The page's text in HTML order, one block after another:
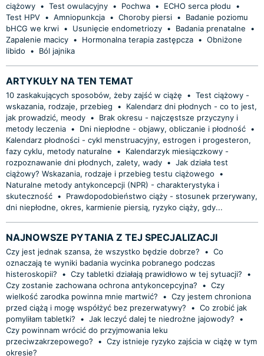
ciążowy • Test owulacyjny • Pochwa • ECHO serca płodu
•
Test HPV • Amniopunkcja • Choroby piersi •
Badanie poziomu
bHCG we krwi • Usunięcie endometriozy • Badania prenatalne
•
Zapalenie macicy • Hormonalna terapia zastępcza • Obniżone
libido
• Ból jajnika
ARTYKUŁY NA TEN TEMAT
10 zaskakujących sposobów, żeby zajść w ciążę • Test ciążowy -
wskazania, rodzaje, przebieg
•
Kalendarz dni płodnych - co to jest,
jak prowadzić, meody •
Brak okresu - najczęstsze przyczyny i
metody leczenia • Dni niepłodne - objawy, obliczanie i płodność •
Kalendarz płodności - cykl menstruacyjny, estrogen i progesteron,
fazy cyklu, metody naturalne
•
Kalendarzyk miesiączkowy -
rozpoznawanie dni płodnych, zalety, wady • Jak działa test
ciążowy? Wskazania, rodzaje i przebieg testu ciążowego
•
Naturalne metody antykoncepcji (NPR) - charakterystyka i
skuteczność •
Prawdopodobieństwo ciąży - stosunek przerywany,
dni niepłodne, okres, karmienie piersią, ryzyko ciąży, gdy...
NAJNOWSZE PYTANIA Z TEJ SPECJALIZACJI
Czy jest jednak szansa, że wszystko będzie dobrze? • Co
oznaczają te wyniki badania wycinka pobranego podczas
histeroskopii?
• Czy tabletki działają prawidłowo w tej sytuacji?
•
Czy zostanie zachowana ochrona antykoncepcyjna?
• Czy
wielkość zarodka powinna mnie martwić?
• Czy jestem chroniona
przed ciążą i mogę współżyć bez prezerwatywy?
• Co zrobić jak
pomyliłam tabletki?
• Jak leczyć dalej te niedrożne jajowody?
•
Czy powinnam wrócić do przyjmowania leku
przeciwzakrzepowego?
• Czy istnieje ryzyko zajścia w ciążę w tym
okresie?